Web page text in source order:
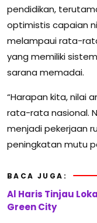
pendidikan,
optimistis capaian
melampaui rata-
yang memiliki
sarana memadai.
“Harapan kita, nilai
rata-rata nasional.
menjadi pekerjaan
peningkatan mutu
BACA JUGA:
Al Haris Tinjau
Green City